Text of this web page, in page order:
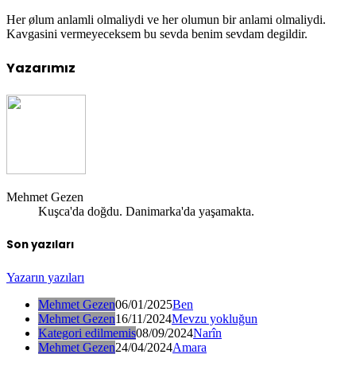
Her ølum anlamli olmaliydi ve her olumun bir anlami olmaliydi.
Kavgasini vermeyeceksem bu sevda benim sevdam degildir.
Yazarımız
Mehmet Gezen
Kuşca'da doğdu. Danimarka'da yaşamakta.
Son yazıları
Yazarın yazıları
Mehmet Gezen06/01/2025Ben
Mehmet Gezen16/11/2024Mevzu yokluğun
Kategori edilmemis08/09/2024Narîn
Mehmet Gezen24/04/2024Amara